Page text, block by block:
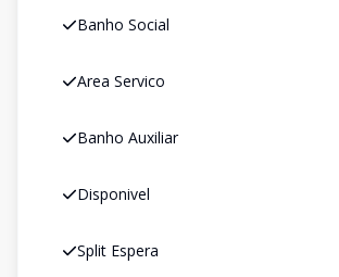
Banho Social
Area Servico
Banho Auxiliar
Disponivel
Split Espera